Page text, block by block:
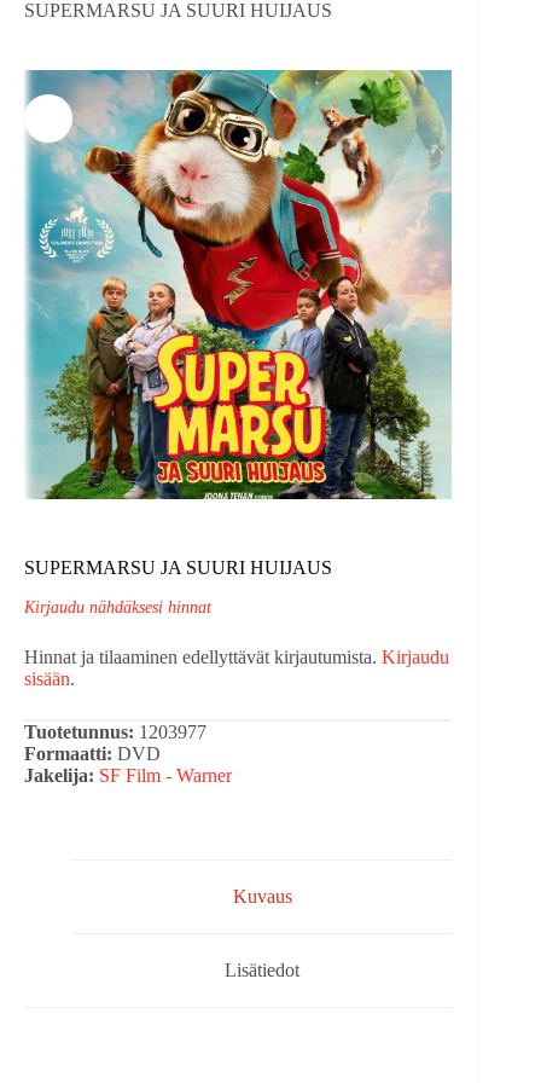
SUPERMARSU JA SUURI HUIJAUS
SUPERMARSU JA SUURI HUIJAUS
Kirjaudu nähdäksesi hinnat
Hinnat ja tilaaminen edellyttävät kirjautumista. Kirjaudu
sisään.
Tuotetunnus: 1203977
Formaatti: DVD
Jakelija: SF Film - Warner
Kuvaus
Lisätiedot